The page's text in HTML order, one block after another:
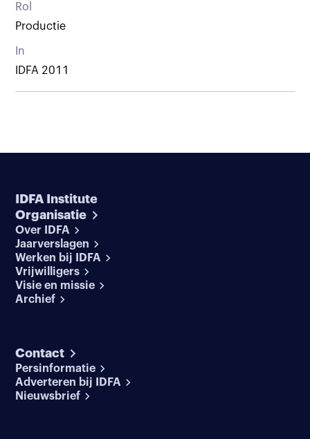
Rol
Productie
In
IDFA 2011
IDFA Institute
Organisatie
Over IDFA
Jaarverslagen
Werken bij IDFA
Vrijwilligers
Visie en missie
Archief
Contact
Persinformatie
Adverteren bij IDFA
Nieuwsbrief